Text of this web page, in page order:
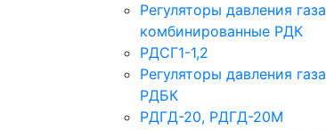
Регуляторы давления газа
комбинированные РДК
РДСГ1-1,2
Регуляторы давления газа
РДБК
РДГД-20, РДГД-20М